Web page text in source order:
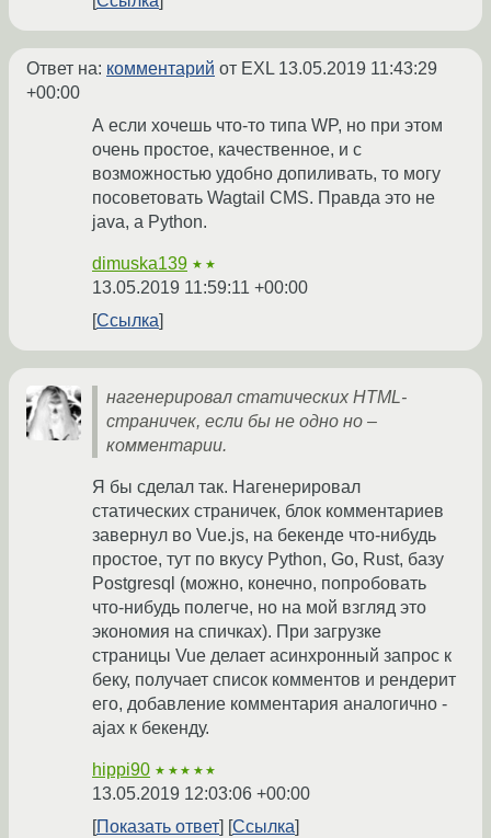
Ответ на: комментарий от EXL 13.05.2019 11:43:29
+00:00
А если хочешь что-то типа WP, но при этом
очень простое, качественное, и с
возможностью удобно допиливать, то могу
посоветовать Wagtail CMS. Правда это не
java, а Python.
dimuska139 ★★
13.05.2019 11:59:11 +00:00
Ссылка
нагенерировал статических HTML-
страничек, если бы не одно но –
комментарии.
Я бы сделал так. Нагенерировал
статических страничек, блок комментариев
завернул во Vue.js, на бекенде что-нибудь
простое, тут по вкусу Python, Go, Rust, базу
Postgresql (можно, конечно, попробовать
что-нибудь полегче, но на мой взгляд это
экономия на спичках). При загрузке
страницы Vue делает асинхронный запрос к
беку, получает список комментов и рендерит
его, добавление комментария аналогично -
ajax к бекенду.
hippi90 ★★★★★
13.05.2019 12:03:06 +00:00
Показать ответ
Ссылка